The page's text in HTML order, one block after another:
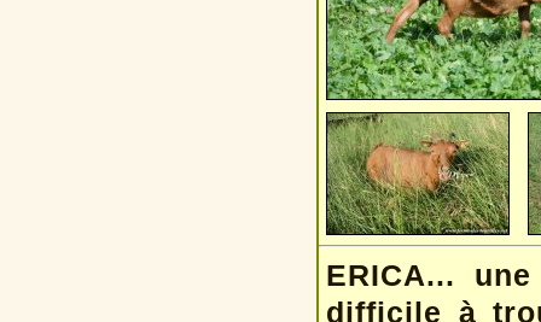
ERICA...
difficile à